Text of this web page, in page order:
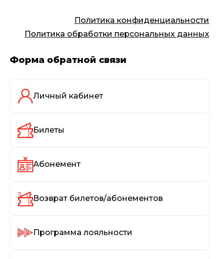
Политика конфиденциальности
Политика обработки персональных данных
Форма обратной связи
Личный кабинет
Билеты
Абонемент
Возврат билетов/абонементов
Программа лояльности